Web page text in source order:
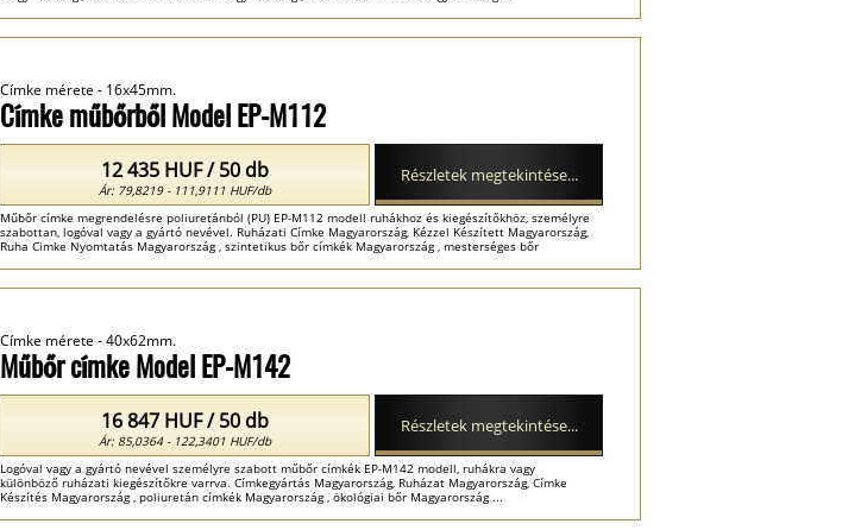
Címke műbőrből Model EP-M112
Címke mérete - 16x45mm.
Műbőr címke megrendelésre poliuretánból (PU) EP-M112 modell ruhákhoz és kiegészítőkhöz, személyre
szabottan, logóval vagy a gyártó nevével. Ruházati Címke Magyarország, Kézzel Készített Magyarország,
Ruha Cimke Nyomtatás Magyarország , szintetikus bőr címkék Magyarország , mesterséges bőr
12 435 HUF / 50 db
Ár: 79,8219 - 111,9111 HUF/db
Részletek megtekintése...
Műbőr címke Model EP-M142
Címke mérete - 40x62mm.
Logóval vagy a gyártó nevével személyre szabott műbőr címkék EP-M142 modell, ruhákra vagy
különböző ruházati kiegészítőkre varrva. Címkegyártás Magyarország, Ruházat Magyarország, Címke
Készítés Magyarország , poliuretán címkék Magyarország , ökológiai bőr Magyarország ...
16 847 HUF / 50 db
Ár: 85,0364 - 122,3401 HUF/db
Részletek megtekintése...